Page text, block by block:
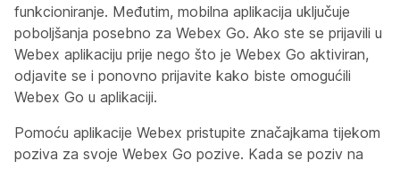
funkcioniranje. Međutim, mobilna aplikacija uključuje
poboljšanja posebno za Webex Go. Ako ste se prijavili u
Webex aplikaciju prije nego što je Webex Go aktiviran,
odjavite se i ponovno prijavite kako biste omogućili
Webex Go u aplikaciji.
Pomoću aplikacije Webex pristupite značajkama tijekom
poziva za svoje Webex Go pozive. Kada se poziv na